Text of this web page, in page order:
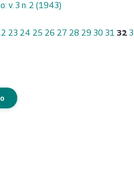
v. 3 n. 2 (1943)
23 24 25 26 27 28 29 30 31 32